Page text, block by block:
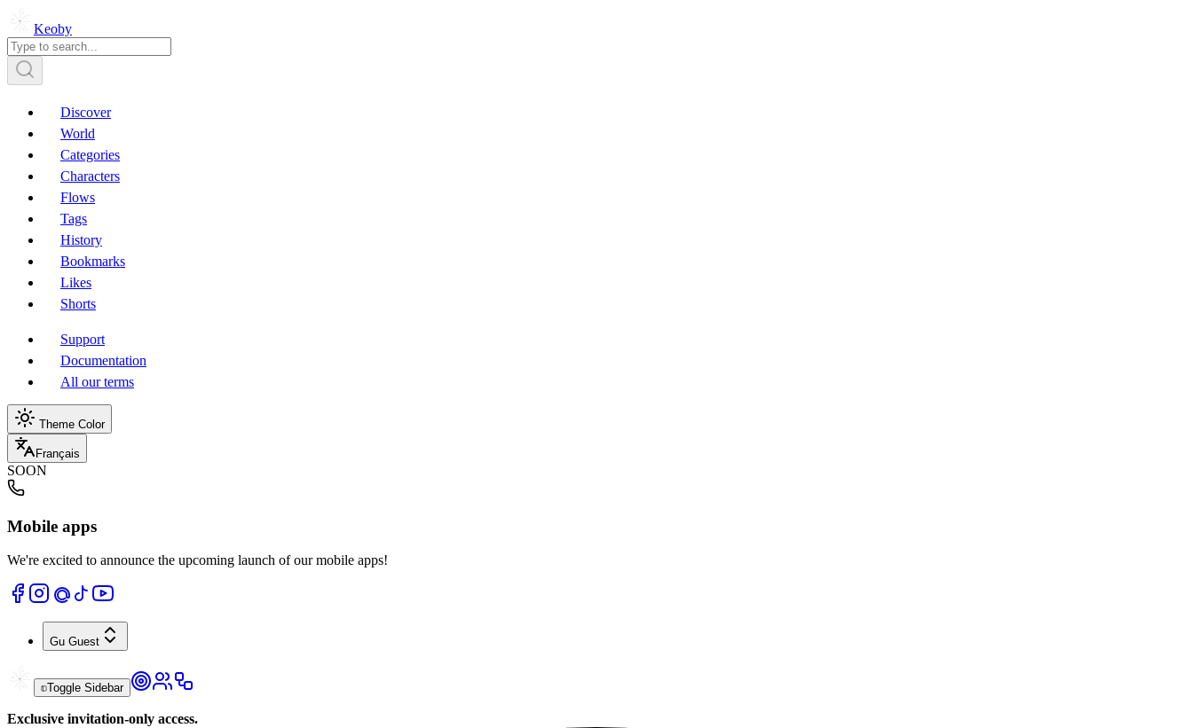
Keoby
Discover
World
Categories
Characters
Flows
Tags
History
Bookmarks
Likes
Shorts
Support
Documentation
All our terms
Theme Color
Français
SOON
Mobile apps
We're excited to announce the upcoming launch of our mobile apps!
Gu Guest
Toggle Sidebar
Exclusive invitation-only access.